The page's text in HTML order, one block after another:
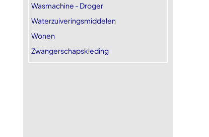
Wasmachine - Droger
Waterzuiveringsmiddelen
Wonen
Zwangerschapskleding